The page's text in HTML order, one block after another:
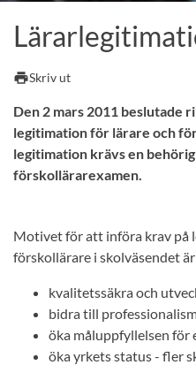
printSkriv ut
Den 2 mars 2011 beslutade
legitimation för lärare och
legitimation krävs en
förskollärarexamen.
Motivet för att införa krav på
förskollärare i skolväsendet
kvalitetssäkra och
bidra till
öka måluppfyllelsen för
öka yrkets status - fler